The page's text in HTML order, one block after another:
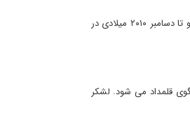
جمعیت علمای اسلام، شاخه فضل الرحمان، بعد از انتخابات سال ۲۰۰۸ میلادی، به دولت ائتلافی به رهبری حزب مردم پاکستان پیوست و تا دسامبر ۲۰۱۰ میلادی در
قلمداد می شود. لشکر